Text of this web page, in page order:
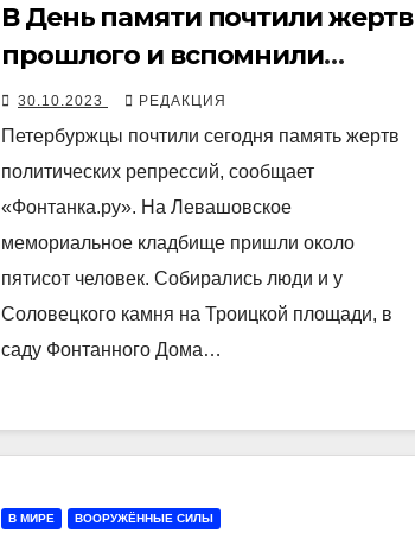
В День памяти почтили жертв
прошлого и вспомнили
заключённых настоящего
30.10.2023 РЕДАКЦИЯ
Петербуржцы почтили сегодня память жертв
политических репрессий, сообщает
«Фонтанка.ру». На Левашовское
мемориальное кладбище пришли около
пятисот человек. Собирались люди и у
Соловецкого камня на Троицкой площади, в
саду Фонтанного Дома…
В МИРЕ ВООРУЖЁННЫЕ СИЛЫ